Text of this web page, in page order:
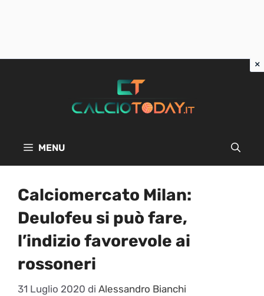
MENU
Calciomercato Milan:
Deulofeu si può fare,
l’indizio favorevole ai
rossoneri
31 Luglio 2020 di Alessandro Bianchi